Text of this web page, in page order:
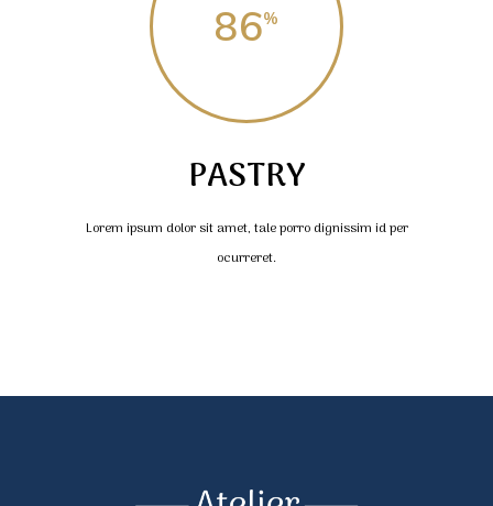
86
PASTRY
Lorem ipsum dolor sit amet, tale porro dignissim id per
ocurreret.